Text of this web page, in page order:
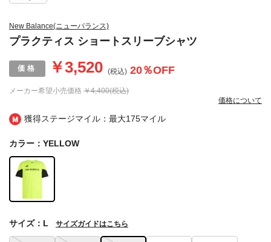
獲得ステージマイル：最大175マイル
New Balance(ニューバランス)
プラクティス ショートスリーブシャツ
メーカー希望小売価格 ￥4,400(税込)
￥3,520 (税込) 20％OFF
価格について
カラー：YELLOW
サイズ：L サイズガイドはこちら